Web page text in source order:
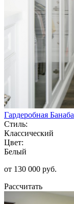
Гардеробная Банаба
Стиль:
Классический
Цвет:
Белый
от 130 000 руб.
Рассчитать